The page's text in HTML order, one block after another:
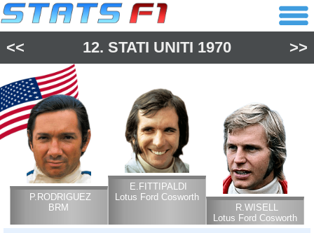
<< 12. STATI UNITI 1970 >>
P.RODRIGUEZ
BRM
E.FITTIPALDI
Lotus Ford Cosworth
R.WISELL
Lotus Ford Cosworth